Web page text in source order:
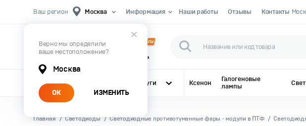
Ваш регион Москва
Верно мы определили
ваше местоположение?
Москва
ОК ИЗМЕНИТЬ
Информация Наши работы Отзывы Контакты
Первый Магазин Автомобильного Света
Все категории Услуги Ксенон
Галогеновые
лампы
Главная Светодиоды Светодиодные противотуманные фары - модули в ПТФ